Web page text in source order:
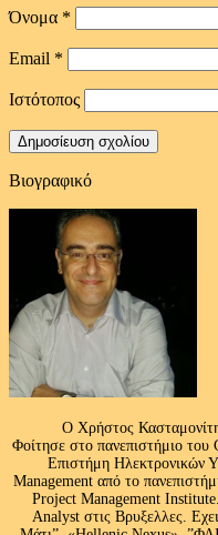
Όνομα *
Email *
Ιστότοπος
Βιογραφικό
Ο Χρήστος
Φοίτησε στο πανεπιστήμιο
Επιστήμη Ηλεκτρονικών
Management από το
Project Management
Analyst στις Βρυξελλες.